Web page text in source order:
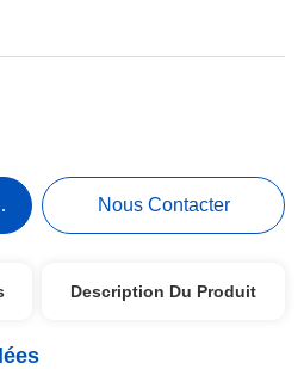
Nous Contacter
Description Du Produit